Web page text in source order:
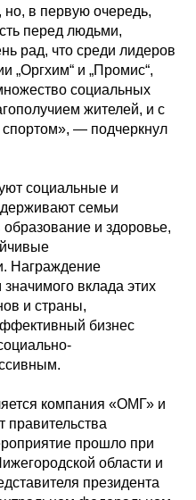
но, в первую очередь,
перед людьми,
рад, что среди лидеров
„Оргхим“ и „Промис“,
социальных
жителей, и с
спортом», — подчеркнул
социальные и
семьи
и здоровье,
Награждение
вклада этих
и страны,
бизнес
компания «ОМГ» и
правительства
прошло при
области и
президента